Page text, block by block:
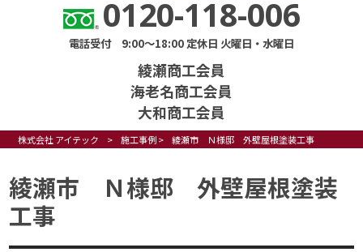
0120-118-006
電話受付 9:00～18:00 定休日 火曜日・水曜日
綾瀬商工会員
海老名商工会員
大和商工会員
株式会社 アイテック > 施工事例> 綾瀬市 Ｎ様邸 外壁屋根塗装工事
綾瀬市 Ｎ様邸 外壁屋根塗装
工事